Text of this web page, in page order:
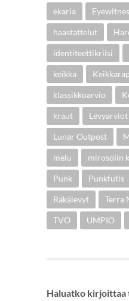
ekaria
haastattelut
identiteettikriisi
keikka
klassikkoarvio
kraut Levyarviot
Lunar Outpost
melu mirosolin
Punk Punkfutis
Räkälevyt Terra
TVO UMPIO
Haluatko kirjoittaa